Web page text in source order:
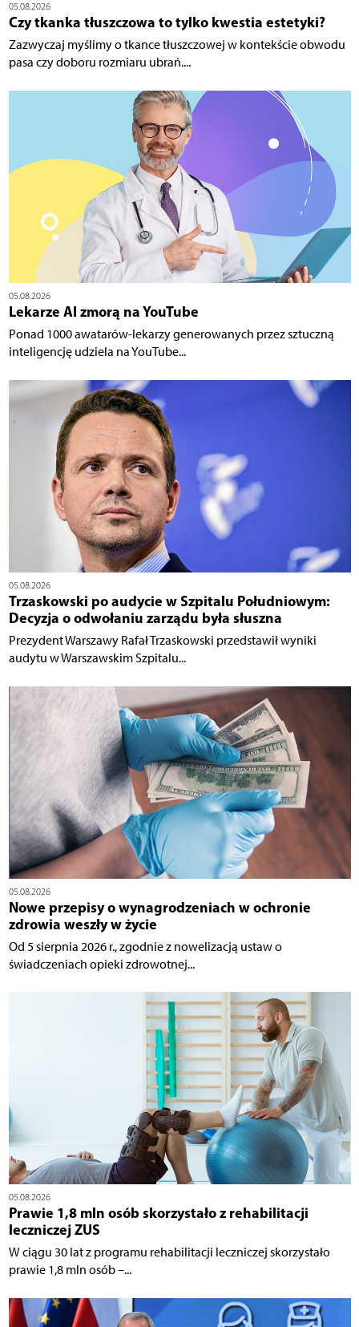
05.08.2026
Czy tkanka tłuszczowa to tylko kwestia estetyki?
Zazwyczaj myślimy o tkance tłuszczowej w kontekście obwodu
pasa czy doboru rozmiaru ubrań....
05.08.2026
Lekarze AI zmorą na YouTube
Ponad 1000 awatarów-lekarzy generowanych przez sztuczną
inteligencję udziela na YouTube...
05.08.2026
Trzaskowski po audycie w Szpitalu Południowym:
Decyzja o odwołaniu zarządu była słuszna
Prezydent Warszawy Rafał Trzaskowski przedstawił wyniki
audytu w Warszawskim Szpitalu...
05.08.2026
Nowe przepisy o wynagrodzeniach w ochronie
zdrowia weszły w życie
Od 5 sierpnia 2026 r., zgodnie z nowelizacją ustaw o
świadczeniach opieki zdrowotnej...
05.08.2026
Prawie 1,8 mln osób skorzystało z rehabilitacji
leczniczej ZUS
W ciągu 30 lat z programu rehabilitacji leczniczej skorzystało
prawie 1,8 mln osób –...